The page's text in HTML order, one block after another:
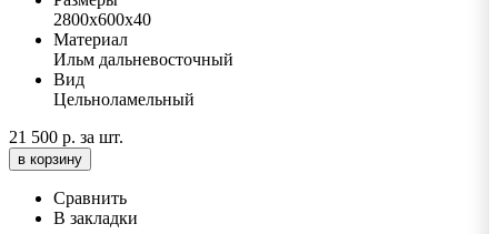
2800х600х40
Материал
Ильм дальневосточный
Вид
Цельноламельный
21 500 р. за шт.
в корзину
Сравнить
В закладки